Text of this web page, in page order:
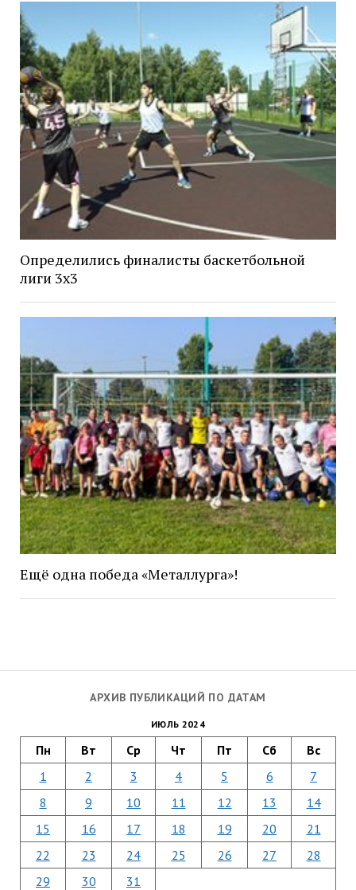
АРХИВ ПУБЛИКАЦИЙ ПО ДАТАМ
ИЮЛЬ 2024
Пн Вт Ср Чт Пт Сб Вс
1 2 3 4 5 6
7
8
9 10 11 12 13
14
15
16 17 18 19 20
21
22
23 24 25 26 27
28
29
30 31
Определились финалисты баскетбольной
лиги 3х3
Ещё одна победа «Металлурга»!